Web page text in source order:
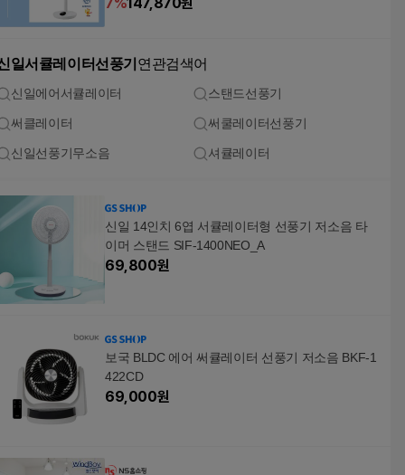
일서큘레이터선풍기 연관검색어
신일에어서큘레이터 스탠드선풍기
써클레이터 써쿨레이터선풍기
신일선풍기무소음 셔큘레이터
신일 14인치 6엽 서큘레이터형 선풍기 저소음 타
이머 스탠드 SIF-1400NEO_A
69,800원
보국 BLDC 에어 써큘레이터 선풍기 저소음 BKF-1
422CD
69,000원